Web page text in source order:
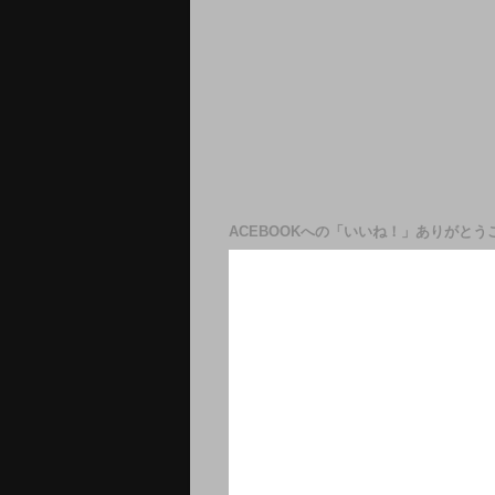
ACEBOOKへの「いいね！」ありがとう